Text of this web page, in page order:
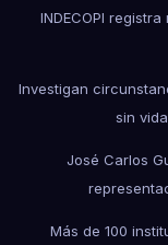
INDECOPI
Investigan
sin
José Carlos
Más de 100